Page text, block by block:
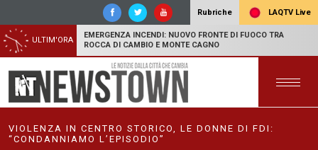
Rubriche LAQTV Live
ULTIM'ORA
EMERGENZA INCENDI: NUOVO FRONTE DI FUOCO TRA
ROCCA DI CAMBIO E MONTE CAGNO
VIOLENZA IN CENTRO STORICO, LE DONNE DI FDI:
“CONDANNIAMO L’EPISODIO”